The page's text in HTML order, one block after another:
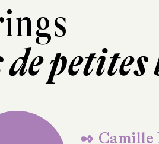
petites
✒ Camille